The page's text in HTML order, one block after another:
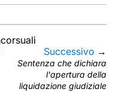
Successivo →
Sentenza che dichiara
l'apertura della
liquidazione giudiziale